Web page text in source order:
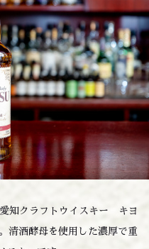
知クラフトウイスキー キヨ
酒酵母を使用した濃厚で重